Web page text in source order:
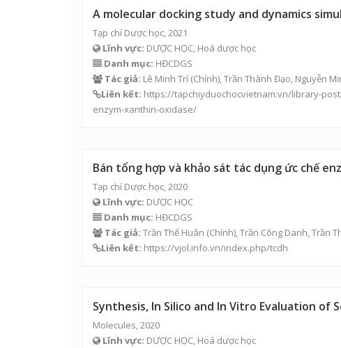
A molecular docking study and dynamics
Tạp chí Dược học, 2021
Lĩnh vực: DƯỢC HỌC, Hoá dược học
Danh mục: HĐCDGS
Tác giả: Lê Minh Trí (Chính), Trần Thành Đạo, Nguyễn
Liên kết: https://tapchiyduochocvietnam.vn/library-
enzym-xanthin-oxidase/
Bán tổng hợp và khảo sát tác dụng ức chế
Tạp chí Dược học, 2020
Lĩnh vực: DƯỢC HỌC
Danh mục: HĐCDGS
Tác giả: Trần Thế Huân (Chính), Trần Công Danh,Trần
Liên kết: https://vjol.info.vn/index.php/tcdh
Synthesis, In Silico and In Vitro Evaluation
Molecules, 2020
Lĩnh vực: DƯỢC HỌC, Hoá dược học